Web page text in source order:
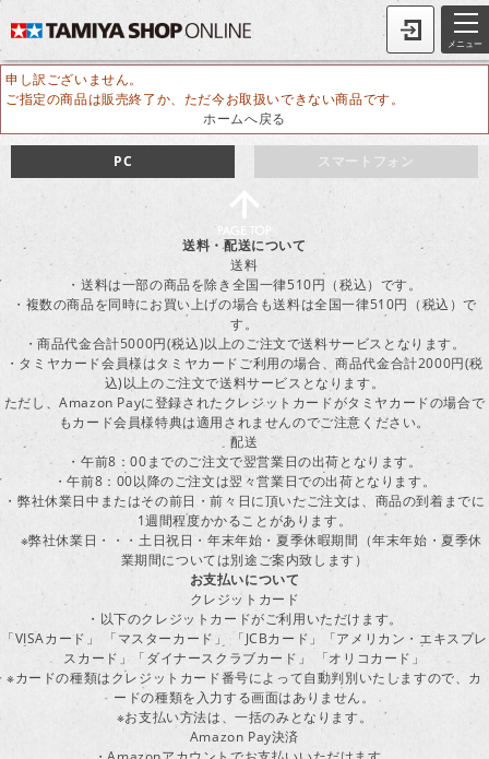
メニュー
申し訳ございません。
ご指定の商品は販売終了か、ただ今お取扱いできない商品です。
ホームへ戻る
スマートフォン
PC
送料・配送について
送料
・送料は一部の商品を除き全国一律510円（税込）です。
・複数の商品を同時にお買い上げの場合も送料は全国一律510円（税込）で
す。
・商品代金合計5000円(税込)以上のご注文で送料サービスとなります。
・タミヤカード会員様はタミヤカードご利用の場合、商品代金合計2000円(税
込)以上のご注文で送料サービスとなります。
ただし、Amazon Payに登録されたクレジットカードがタミヤカードの場合で
もカード会員様特典は適用されませんのでご注意ください。
配送
・午前8：00までのご注文で翌営業日の出荷となります。
・午前8：00以降のご注文は翌々営業日での出荷となります。
・弊社休業日中またはその前日・前々日に頂いたご注文は、商品の到着までに
1週間程度かかることがあります。
※弊社休業日・・・土日祝日・年末年始・夏季休暇期間（年末年始・夏季休
業期間については別途ご案内致します）
お支払いについて
クレジットカード
・以下のクレジットカードがご利用いただけます。
「VISAカード」 「マスターカード」 「JCBカード」「アメリカン・エキスプレ
スカード」「ダイナースクラブカード」 「オリコカード」
※カードの種類はクレジットカード番号によって自動判別いたしますので、カ
ードの種類を入力する画面はありません。
※お支払い方法は、一括のみとなります。
Amazon Pay決済